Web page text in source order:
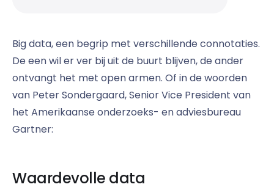
Big data, een begrip met verschillende connotaties.
De een wil er ver bij uit de buurt blijven, de ander
ontvangt het met open armen. Of in de woorden
van Peter Sondergaard, Senior Vice President van
het Amerikaanse onderzoeks- en adviesbureau
Gartner:
Waardevolle data